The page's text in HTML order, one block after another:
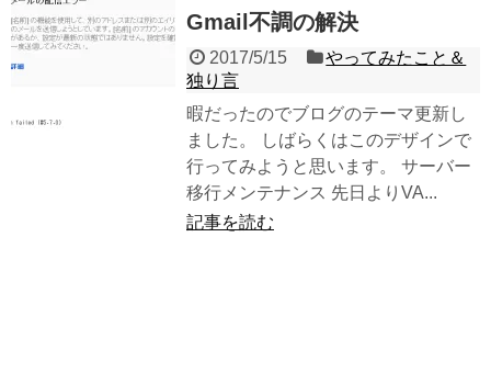
Gmail不調の解決
2017/5/15
やってみたこと＆
独り言
暇だったのでブログのテーマ更新し
ました。 しばらくはこのデザインで
行ってみようと思います。 サーバー
移行メンテナンス 先日よりVA...
記事を読む